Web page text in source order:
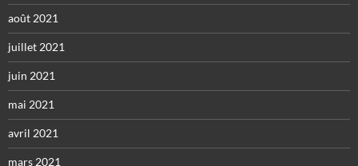
août 2021
juillet 2021
juin 2021
mai 2021
avril 2021
mars 2021